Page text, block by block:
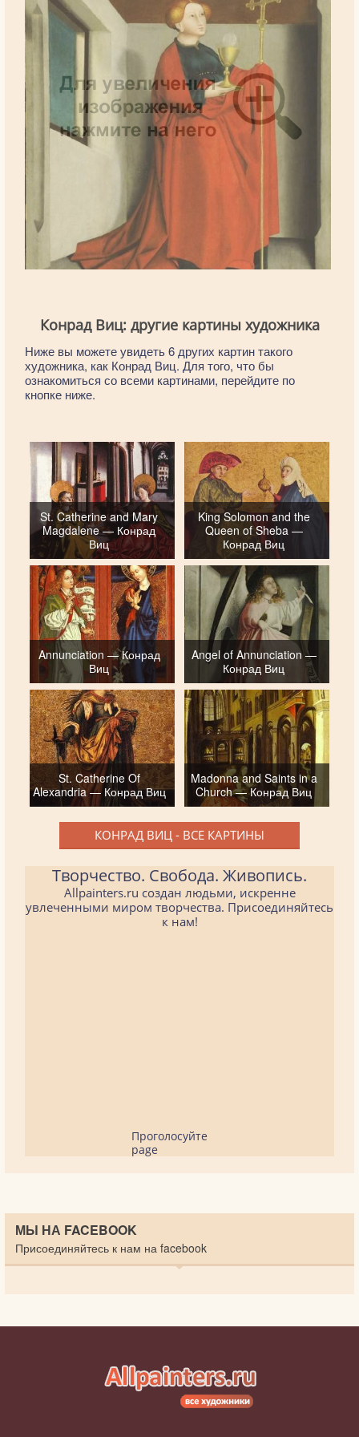
Конрад Виц: другие картины художника
Ниже вы можете увидеть 6 других картин такого
художника, как Конрад Виц. Для того, что бы
ознакомиться со всеми картинами, перейдите по
кнопке ниже.
St. Catherine and Mary
Magdalene — Конрад
Виц
King Solomon and the
Queen of Sheba —
Конрад Виц
Annunciation — Конрад
Виц
Angel of Annunciation —
Конрад Виц
St. Catherine Of
Alexandria — Конрад Виц
Madonna and Saints in a
Church — Конрад Виц
КОНРАД ВИЦ - ВСЕ КАРТИНЫ
Творчество. Свобода. Живопись.
Allpainters.ru создан людьми, искренне
увлеченными миром творчества. Присоединяйтесь
к нам!
Проголосуйте
page
МЫ НА FACEBOOK
Присоединяйтесь к нам на facebook